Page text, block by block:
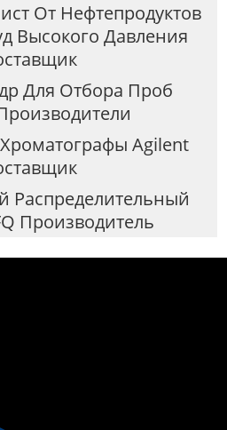
От Нефтепродуктов
Высокого Давления
Для Отбора Проб
Agilent
Распределительный
Производитель